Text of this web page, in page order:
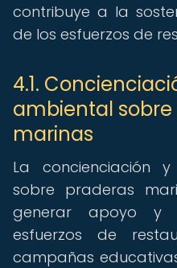
contribuye a la
de los esfuerzos de
4.1.
ambiental
marinas
La concienciación
sobre praderas
generar apoyo y
esfuerzos de
campañas